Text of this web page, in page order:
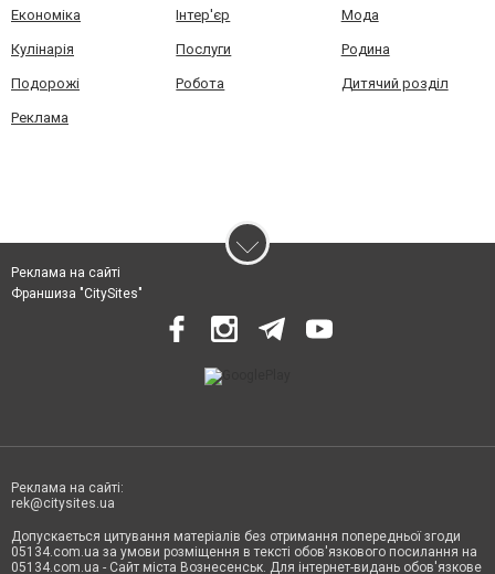
Економіка Інтер'єр Мода
Кулінарія Послуги Родина
Подорожі Робота Дитячий розділ
Реклама
Реклама на сайті
Франшиза "CitySites"
Реклама на сайті:
rek@citysites.ua
Допускається цитування матеріалів без отримання попередньої згоди
05134.com.ua за умови розміщення в тексті обов'язкового посилання на
05134.com.ua - Сайт міста Вознесенськ. Для інтернет-видань обов'язкове